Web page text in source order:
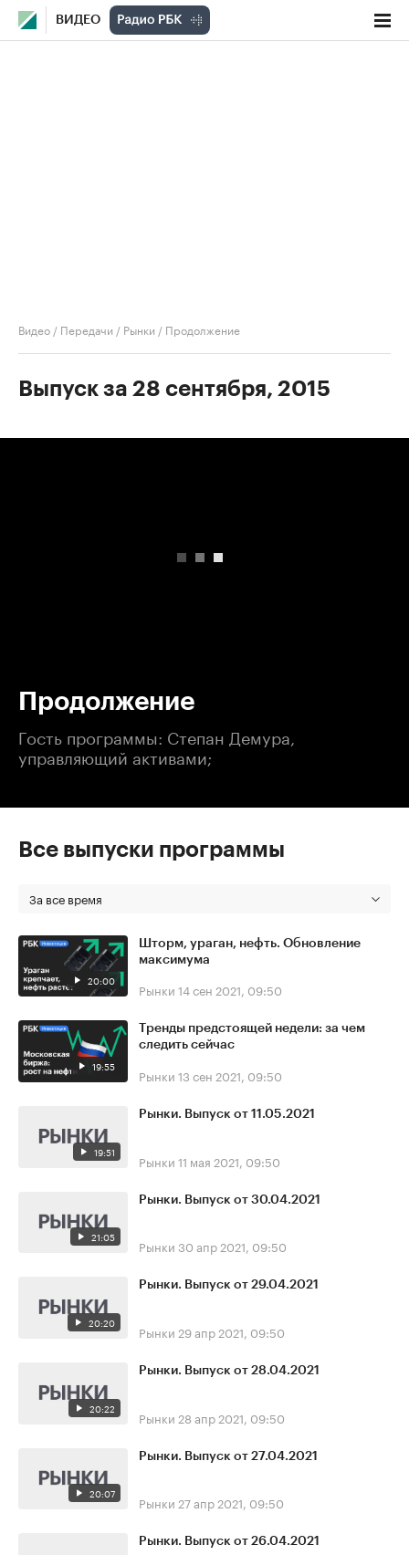
ВИДЕО
Видео / Передачи / Рынки / Продолжение
Выпуск за 28 сентября, 2015
Продолжение
Гость программы: Степан Демура,
управляющий активами;
Все выпуски программы
За все время
20:00
Шторм, ураган, нефть. Обновление
максимума
Рынки 14 сен 2021, 09:50
19:55
Тренды предстоящей недели: за чем
следить сейчас
Рынки 13 сен 2021, 09:50
19:51
Рынки. Выпуск от 11.05.2021
Рынки 11 мая 2021, 09:50
21:05
Рынки. Выпуск от 30.04.2021
Рынки 30 апр 2021, 09:50
20:20
Рынки. Выпуск от 29.04.2021
Рынки 29 апр 2021, 09:50
20:22
Рынки. Выпуск от 28.04.2021
Рынки 28 апр 2021, 09:50
20:07
Рынки. Выпуск от 27.04.2021
Рынки 27 апр 2021, 09:50
Рынки. Выпуск от 26.04.2021